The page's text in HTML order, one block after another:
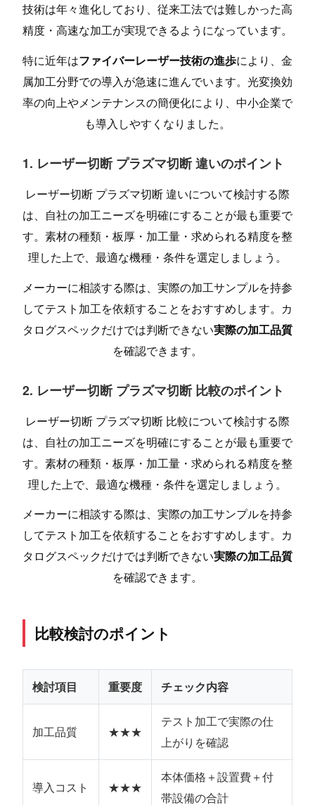
技術は年々進化しており、従来工法では難しかった高
精度・高速な加工が実現できるようになっています。
特に近年はファイバーレーザー技術の進歩により、金
属加工分野での導入が急速に進んでいます。光変換効
率の向上やメンテナンスの簡便化により、中小企業で
も導入しやすくなりました。
1. レーザー切断 プラズマ切断 違いのポイント
レーザー切断 プラズマ切断 違いについて検討する際
は、自社の加工ニーズを明確にすることが最も重要で
す。素材の種類・板厚・加工量・求められる精度を整
理した上で、最適な機種・条件を選定しましょう。
メーカーに相談する際は、実際の加工サンプルを持参
してテスト加工を依頼することをおすすめします。カ
タログスペックだけでは判断できない実際の加工品質
を確認できます。
2. レーザー切断 プラズマ切断 比較のポイント
レーザー切断 プラズマ切断 比較について検討する際
は、自社の加工ニーズを明確にすることが最も重要で
す。素材の種類・板厚・加工量・求められる精度を整
理した上で、最適な機種・条件を選定しましょう。
メーカーに相談する際は、実際の加工サンプルを持参
してテスト加工を依頼することをおすすめします。カ
タログスペックだけでは判断できない実際の加工品質
を確認できます。
比較検討のポイント
検討項目 重要度 チェック内容
加工品質 ★★★
テスト加工で実際の仕
上がりを確認
導入コスト ★★★
本体価格＋設置費＋付
帯設備の合計